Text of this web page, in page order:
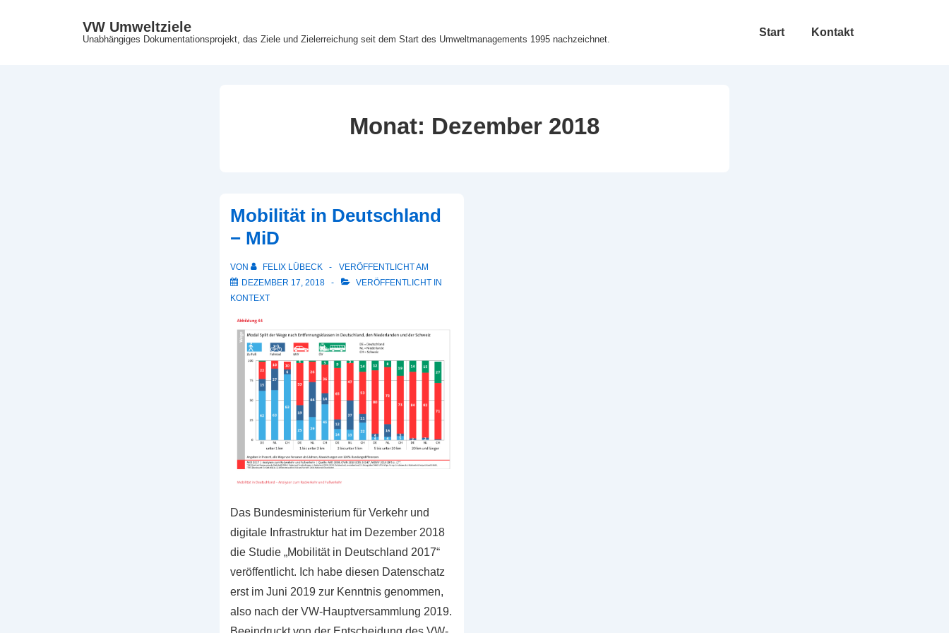
VW Umweltziele
Unabhängiges Dokumentationsprojekt, das Ziele und Zielerreichung seit dem Start des Umweltmanagements 1995 nachzeichnet.
Hauptnavigation
Start Kontakt
Monat: Dezember 2018
Mobilität in Deutschland
− MiD
VON FELIX LÜBECK
VERÖFFENTLICHT AM
DEZEMBER 17, 2018
VERÖFFENTLICHT IN
KONTEXT
Das Bundesministerium für Verkehr und
digitale Infrastruktur hat im Dezember 2018
die Studie „Mobilität in Deutschland 2017“
veröffentlicht. Ich habe diesen Datenschatz
erst im Juni 2019 zur Kenntnis genommen,
also nach der VW-Hauptversammlung 2019.